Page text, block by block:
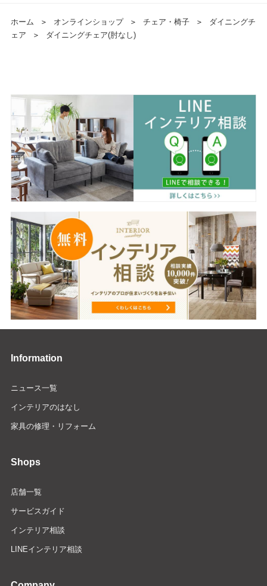
ホーム ＞ オンラインショップ ＞ チェア・椅子 ＞
ダイニングチ
ェア
＞ ダイニングチェア(肘なし)
Information
ニュース一覧
インテリアのはなし
家具の修理・リフォーム
Shops
店舗一覧
サービスガイド
インテリア相談
LINEインテリア相談